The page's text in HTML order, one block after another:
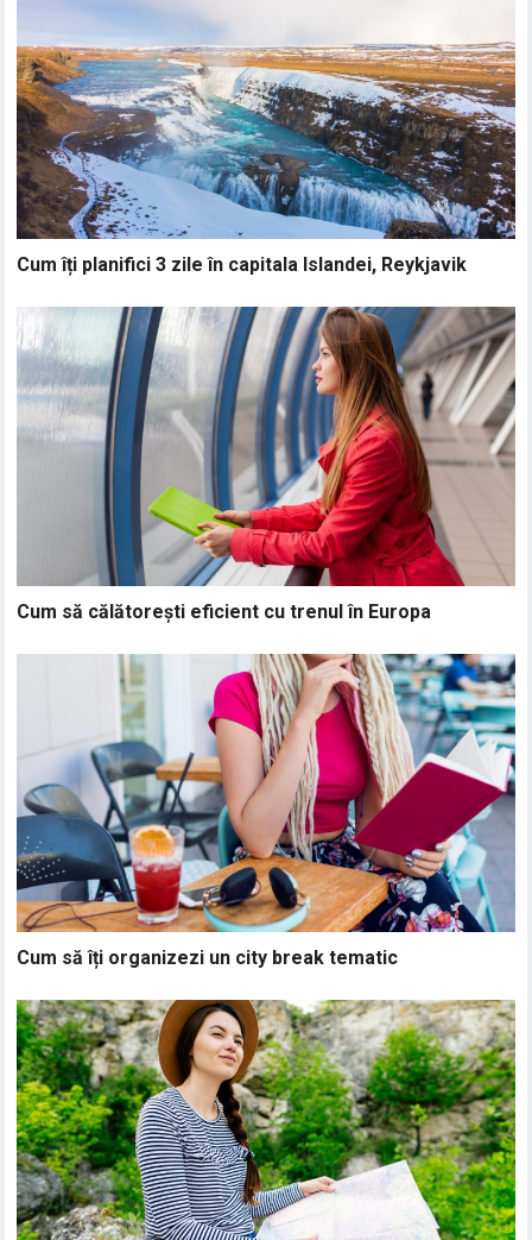
Cum îți planifici 3 zile în capitala Islandei, Reykjavik
Cum să călătorești eficient cu trenul în Europa
Cum să îți organizezi un city break tematic